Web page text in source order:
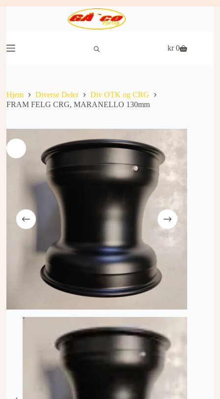
Handlekurv
kr0
Hjem Diverse Deler
Div OTK og CRG
FRAM FELG CRG, MARANELLO 130mm